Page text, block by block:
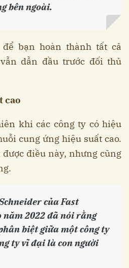
bên ngoài.
bạn hoàn thành tất cả
dẫn đầu trước đối thủ
cao
khi các công ty có hiệu
cung ứng hiệu suất cao.
được điều này, nhưng cũng
của Fast
năm 2022 đã nói rằng
biệt giữa một công ty
ty vĩ đại là con người